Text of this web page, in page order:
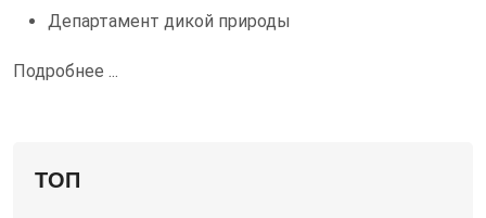
Департамент дикой природы
Подробнее ...
ТОП